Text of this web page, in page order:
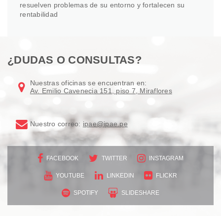
resuelven problemas de su entorno y fortalecen su
rentabilidad
¿DUDAS O CONSULTAS?
Nuestras oficinas se encuentran en:
Av. Emilio Cavenecia 151, piso 7, Miraflores
Nuestro correo: ipae@ipae.pe
FACEBOOK TWITTER INSTAGRAM
YOUTUBE LINKEDIN FLICKR
SPOTIFY SLIDESHARE